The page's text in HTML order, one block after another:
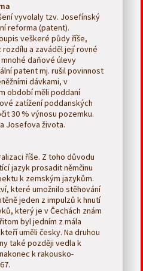
vyvolaly tzv. Josefínský
reforma (patent).
veškeré půdy říše,
a zaváděl její rovné
daňové úlevy
patent mj. rušil povinnost
dávkami, v
období měli poddaní
zatížení poddanských
30 % výnosu pozemku.
Josefova života.
říše. Z toho důvodu
jazyk prosadit němčinu
k zemským jazykům.
které umožnilo stěhování
jeden z impulzů k hnutí
který je v Čechách znám
byl jedním z mála
uměli česky. Na druhou
také později vedla k
k rakousko-